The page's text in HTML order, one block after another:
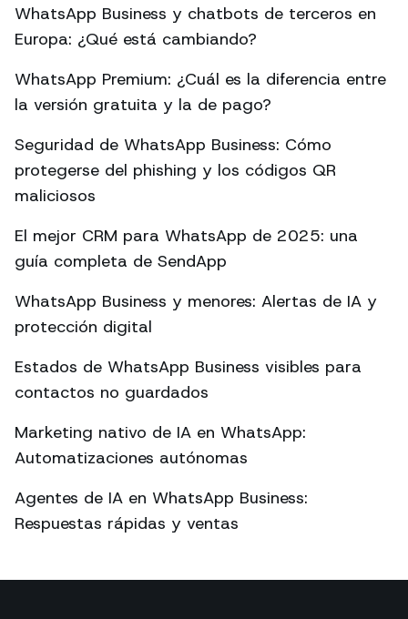
WhatsApp Business y chatbots de terceros en
Europa: ¿Qué está cambiando?
WhatsApp Premium: ¿Cuál es la diferencia entre
la versión gratuita y la de pago?
Seguridad de WhatsApp Business: Cómo
protegerse del phishing y los códigos QR
maliciosos
El mejor CRM para WhatsApp de 2025: una
guía completa de SendApp
WhatsApp Business y menores: Alertas de IA y
protección digital
Estados de WhatsApp Business visibles para
contactos no guardados
Marketing nativo de IA en WhatsApp:
Automatizaciones autónomas
Agentes de IA en WhatsApp Business:
Respuestas rápidas y ventas